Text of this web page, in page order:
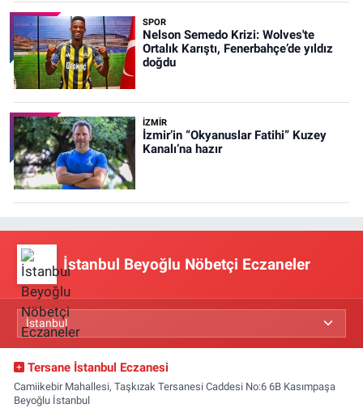
SPOR
Nelson Semedo Krizi: Wolves'te
Ortalık Karıştı, Fenerbahçe’de yıldız
doğdu
İZMIR
İzmir’in “Okyanuslar Fatihi” Kuzey
Kanalı’na hazır
İstanbul Beyoğlu Nöbetçi Eczaneler
Tersane İstanbul Eczanesi
Camiikebir Mahallesi, Taşkızak Tersanesi Caddesi No:6 6B Kasımpaşa
Beyoğlu İstanbul